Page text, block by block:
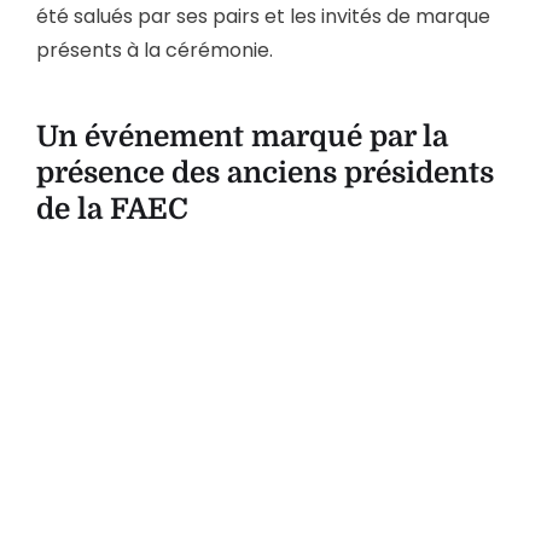
été salués par ses pairs et les invités de marque
présents à la cérémonie.
Un événement marqué par la
présence des anciens présidents
de la FAEC